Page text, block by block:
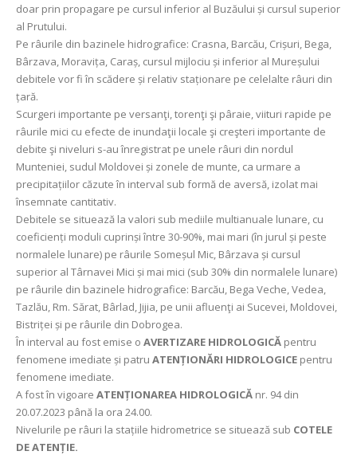
doar prin propagare pe cursul inferior al Buzăului și cursul superior
al Prutului.
Pe râurile din bazinele hidrografice: Crasna, Barcău, Crișuri, Bega,
Bârzava, Moravița, Caraș, cursul mijlociu și inferior al Mureșului
debitele vor fi în scădere și relativ staționare pe celelalte râuri din
țară.
Scurgeri importante pe versanţi, torenţi şi pâraie, viituri rapide pe
râurile mici cu efecte de inundaţii locale şi creşteri importante de
debite şi niveluri s-au înregistrat pe unele râuri din nordul
Munteniei, sudul Moldovei și zonele de munte, ca urmare a
precipitațiilor căzute în interval sub formă de aversă, izolat mai
însemnate cantitativ.
Debitele se situează la valori sub mediile multianuale lunare, cu
coeficienți moduli cuprinși între 30-90%, mai mari (în jurul și peste
normalele lunare) pe râurile Someșul Mic, Bârzava și cursul
superior al Târnavei Mici și mai mici (sub 30% din normalele lunare)
pe râurile din bazinele hidrografice: Barcău, Bega Veche, Vedea,
Tazlău, Rm. Sărat, Bârlad, Jijia, pe unii afluenţi ai Sucevei, Moldovei,
Bistriței și pe râurile din Dobrogea.
În interval au fost emise o AVERTIZARE HIDROLOGICĂ pentru
fenomene imediate și patru ATENȚIONĂRI HIDROLOGICE pentru
fenomene imediate.
A fost în vigoare ATENȚIONAREA HIDROLOGICĂ nr. 94 din
20.07.2023 până la ora 24.00.
Nivelurile pe râuri la stațiile hidrometrice se situează sub COTELE
DE ATENȚIE.